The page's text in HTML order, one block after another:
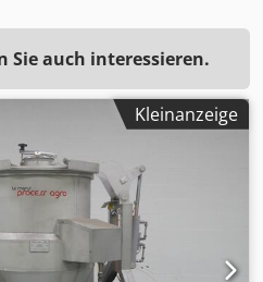
Sie auch interessieren.
Kleinanzeige